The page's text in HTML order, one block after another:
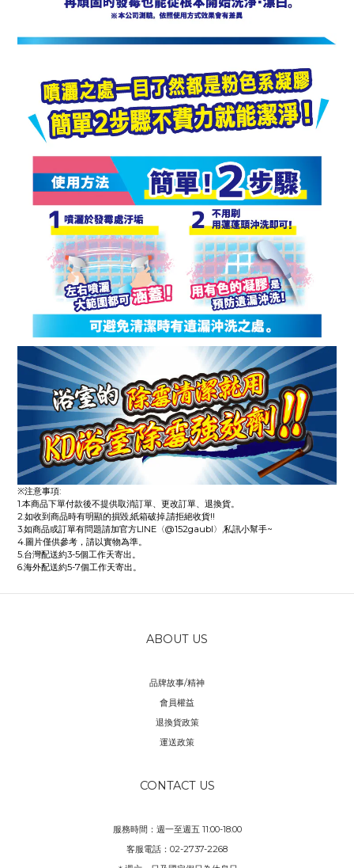
※注意事項:
1.本商品下單付款後不提供取消訂單、更改訂單、退換貨。
2.如收到商品時有明顯的損毀,紙箱破掉,請拒絕收貨!!
3.如商品或訂單有問題請加官方LINE〈@152gaubl〉,私訊小幫手~
4.圖片僅供參考，請以實物為準。
5.台灣配送約3-5個工作天寄出。
6.海外配送約5-7個工作天寄出。
ABOUT US
品牌故事/精神
會員權益
退換貨政策
運送政策
CONTACT US
服務時間：週一至週五 11:00-18:00
客服電話：02-2737-2268